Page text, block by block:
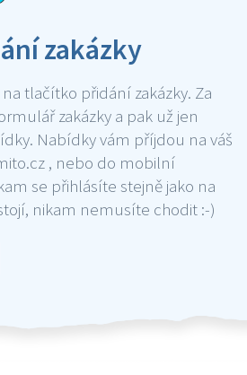
zakázky
tlačítko přidání zakázky. Za
zakázky a pak už jen
Nabídky vám příjdou na váš
, nebo do mobilní
se přihlásíte stejně jako na
nikam nemusíte chodit :-)